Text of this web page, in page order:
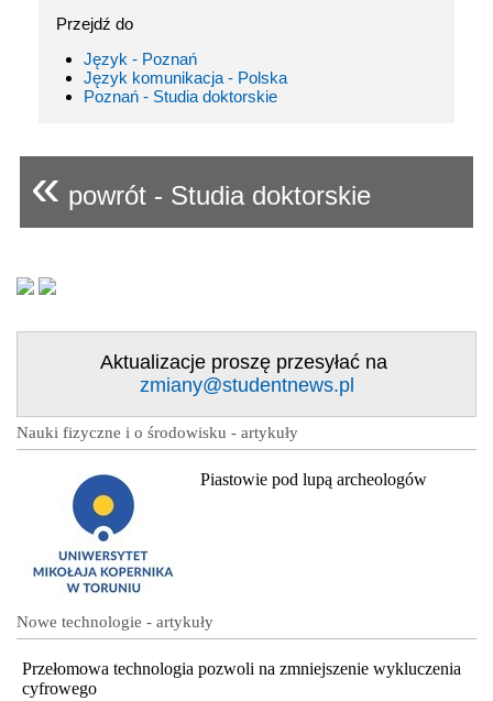
Przejdź do
Język - Poznań
Język komunikacja - Polska
Poznań - Studia doktorskie
« powrót - Studia doktorskie
Aktualizacje proszę przesyłać na
zmiany@studentnews.pl
Nauki fizyczne i o środowisku - artykuły
Piastowie pod lupą archeologów
Nowe technologie - artykuły
Przełomowa technologia pozwoli na zmniejszenie wykluczenia
cyfrowego